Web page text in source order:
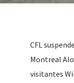
CFL
Montreal
visitantes